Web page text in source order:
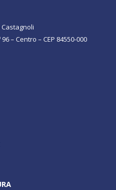
– Centro – CEP 84550-000